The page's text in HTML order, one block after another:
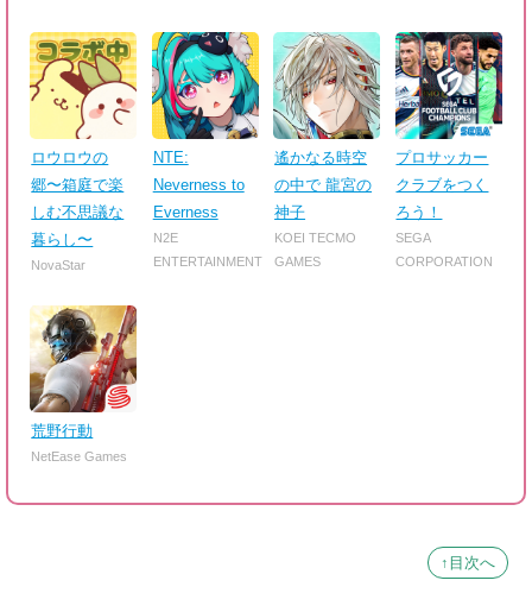
ロウロウの
郷〜箱庭で楽
しむ不思議な
暮らし〜
NovaStar
NTE:
Neverness to
Everness
N2E
ENTERTAINMENT
遙かなる時空
の中で 龍宮の
神子
KOEI TECMO
GAMES
プロサッカー
クラブをつく
ろう！
SEGA
CORPORATION
荒野行動
NetEase Games
↑目次へ